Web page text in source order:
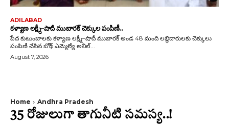
ADILABAD
కళ్యాణ లక్ష్మీ–షాదీ ముబారక్ చెక్కుల పంపిణీ..
పేద కుటుంబాలకు కళ్యాణ లక్ష్మీ–షాదీ ముబారక్ అండ 48 మంది లబ్ధిదారులకు చెక్కులు
పంపిణీ చేసిన బోథ్ ఎమ్మెల్యే అనిల్...
August 7, 2026